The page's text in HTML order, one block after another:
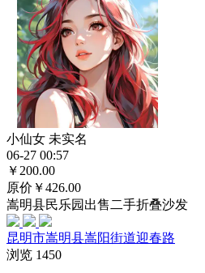
小仙女 未实名
06-27 00:57
￥ 200.00
原价￥426.00
嵩明县民乐园出售二手折叠沙发
昆明市嵩明县嵩阳街道迎春路
浏览 1450